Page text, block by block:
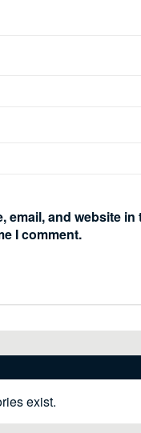
email, and website
I comment.
exist.